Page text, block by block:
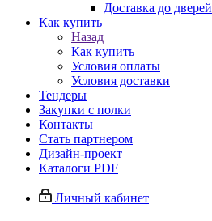
Доставка до дверей
Как купить
Назад
Как купить
Условия оплаты
Условия доставки
Тендеры
Закупки с полки
Контакты
Стать партнером
Дизайн-проект
Каталоги PDF
Личный кабинет